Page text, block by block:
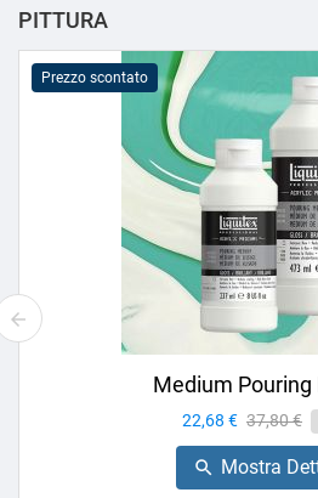
PITTURA
Prezzo scontato
Medium Pouring
Prezzo
22,68 € Prezzo
base
37,80 €
 Mostra